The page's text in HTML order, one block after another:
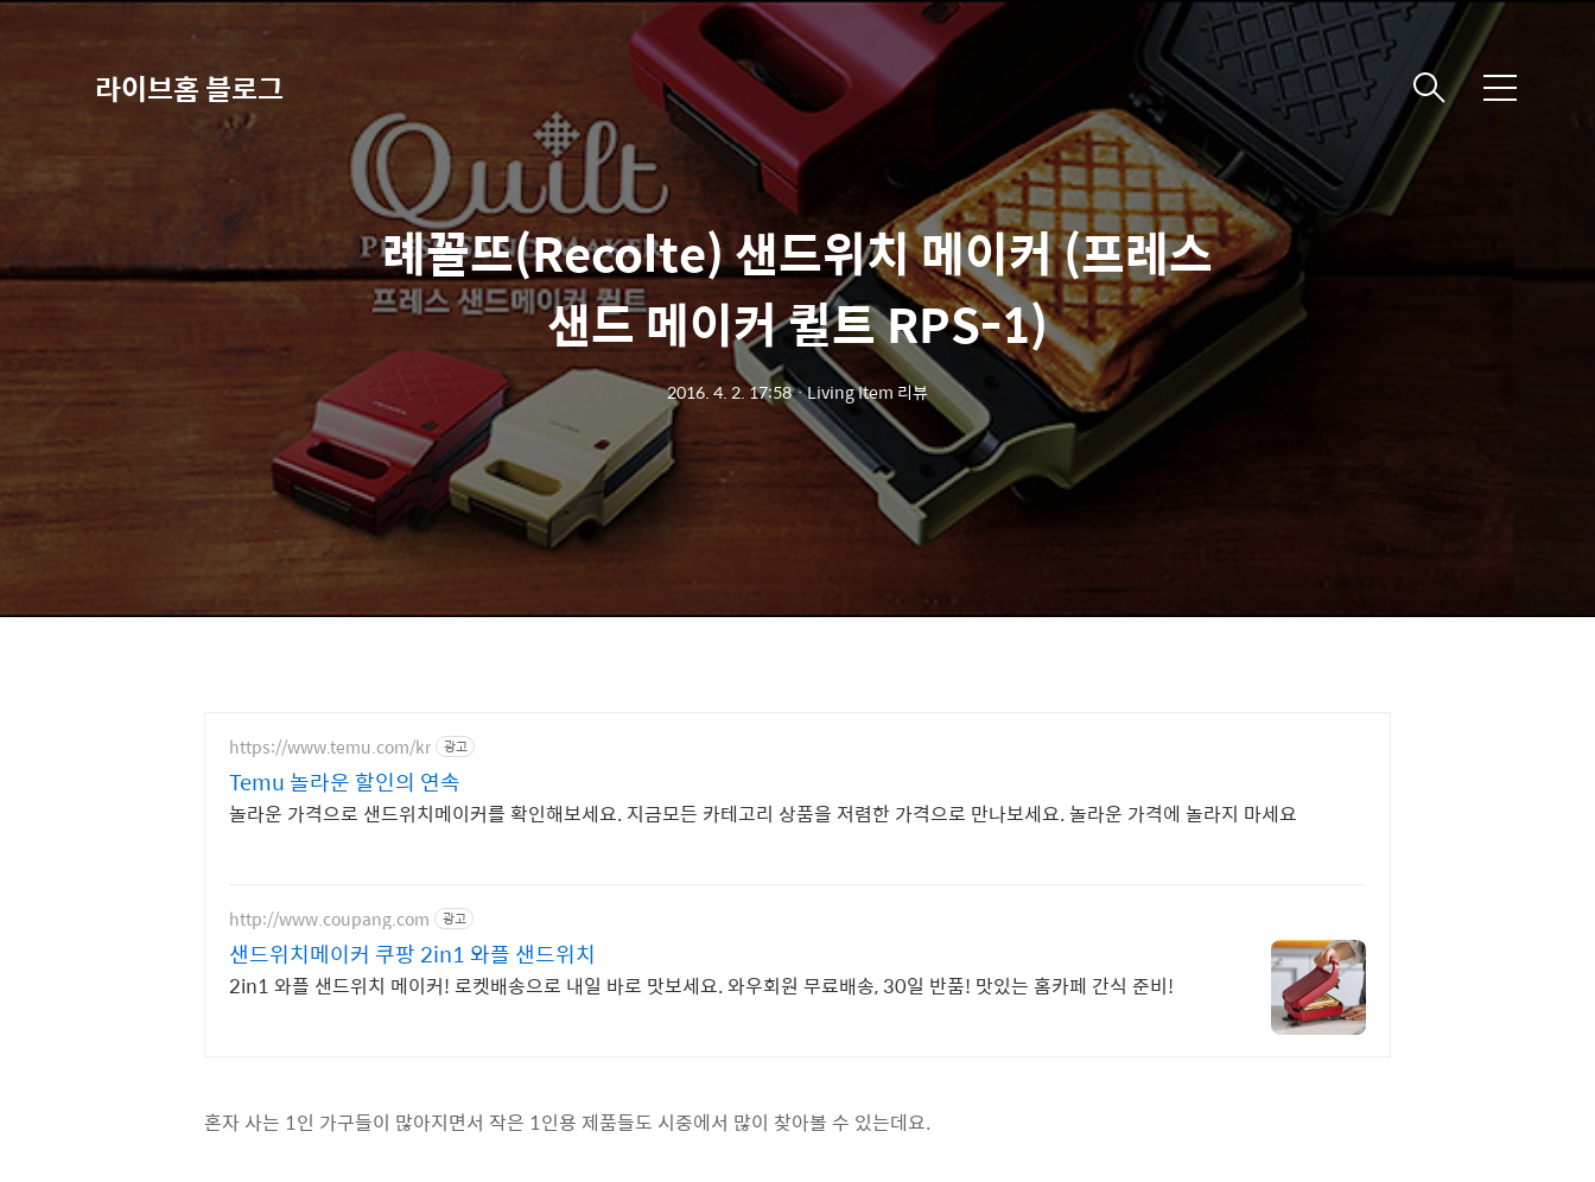
라이브홈 블로그 메
례꼴뜨(Recolte) 샌드위치 메이커 (프레스
샌드 메이커 퀼트 RPS-1)
2016. 4. 2. 17:58ㆍLiving Item 리뷰
https://www.temu.com/kr 광고
Temu 놀라운 할인의 연속
놀라운 가격으로 샌드위치메이커를 확인해보세요. 지금모든 카테고리 상품을 저렴한 가격으로 만나보세요. 놀라운 가격에 놀라지 마세요
http://www.coupang.com 광고
샌드위치메이커 쿠팡 2in1 와플 샌드위치
2in1 와플 샌드위치 메이커! 로켓배송으로 내일 바로 맛보세요. 와우회원 무료배송, 30일 반품! 맛있는 홈카페 간식 준비!
혼자 사는 1인 가구들이 많아지면서 작은 1인용 제품들도 시중에서 많이 찾아볼 수 있는데요.